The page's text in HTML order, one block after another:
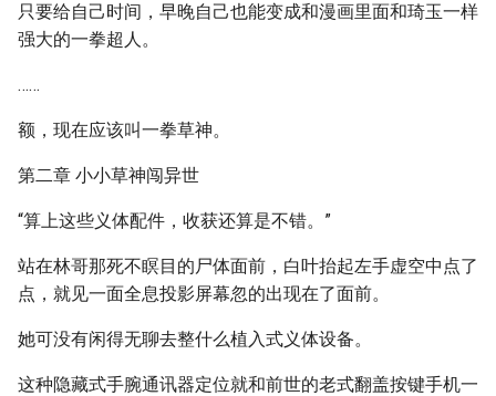
只要给自己时间，早晚自己也能变成和漫画里面和琦玉一样
强大的一拳超人。
……
额，现在应该叫一拳草神。
第二章 小小草神闯异世
“算上这些义体配件，收获还算是不错。”
站在林哥那死不瞑目的尸体面前，白叶抬起左手虚空中点了
点，就见一面全息投影屏幕忽的出现在了面前。
她可没有闲得无聊去整什么植入式义体设备。
这种隐藏式手腕通讯器定位就和前世的老式翻盖按键手机一